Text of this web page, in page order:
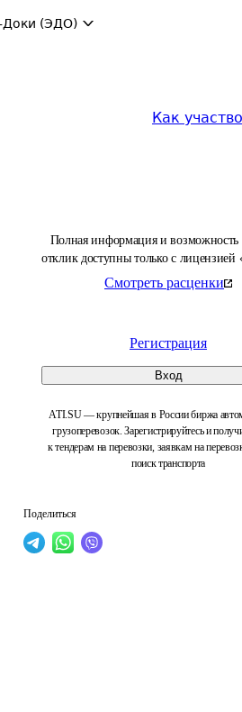
Доки (ЭДО)
Как
Полная информация и возможность
отклик доступны только с лицензией
Смотреть расценки
Регистрация
Вход
ATI.SU — крупнейшая в России биржа
грузоперевозок. Зарегистрируйтесь и
к тендерам на перевозки, заявкам на
поиск транспорта
Поделиться